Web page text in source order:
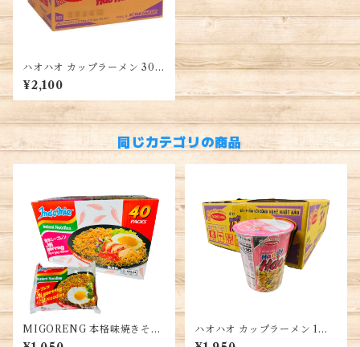
ハオハオ カップラーメン 30袋
(1箱)・Hao Hao Instant No
odles・Mì Hảo Hảo
¥2,100
同じカテゴリの商品
MIGORENG 本格味焼きそ
ば、炒め麺 インドネシア産 10
ハオハオ カップラーメン 1箱 1
2個入り・Hao Hao Instant